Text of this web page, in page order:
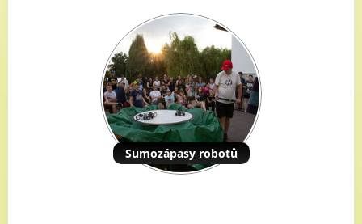
Sumozápasy robotů